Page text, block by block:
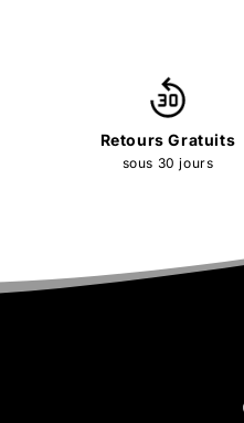
Retours Gratuits
sous 30 jours